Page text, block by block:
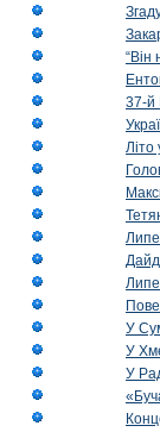
“Він
37-й
Літо
У
У
У